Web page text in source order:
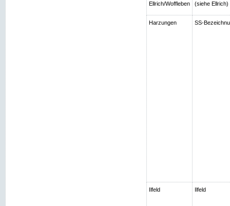
Ellrich/Woffleben (siehe Ellrich)
Harzungen SS-
Ilfeld Ilfeld